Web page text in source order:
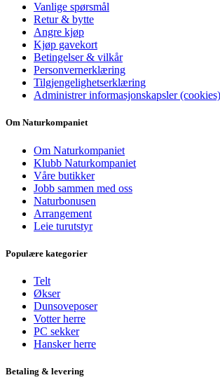
Vanlige spørsmål
Retur & bytte
Angre kjøp
Kjøp gavekort
Betingelser & vilkår
Personvernerklæring
Tilgjengelighetserklæring
Administrer informasjonskapsler (cookies)
Om Naturkompaniet
Om Naturkompaniet
Klubb Naturkompaniet
Våre butikker
Jobb sammen med oss
Naturbonusen
Arrangement
Leie turutstyr
Populære kategorier
Telt
Økser
Dunsoveposer
Votter herre
PC sekker
Hansker herre
Betaling & levering